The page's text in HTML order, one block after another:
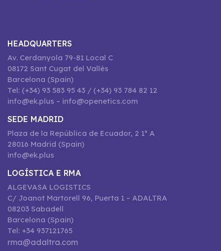
HEADQUARTERS
Av. Cerdanyola 79-81 Local C
08172 Sant Cugat del Vallès
Barcelona (Spain)
Tel: (+34) 93 583 95 43 / (+34) 93 784 82 12
info@ek.plus – info@openetics.com
SEDE MADRID
Plaza de la República de Ecuador, 2 1º A
28016 Madrid (Spain)
info@ek.plus
LOGÍSTICA E RMA
ALGEVASA LOGISTICS
C/ Joanot Martorell 96, Puerta 1 – ADALTRA
08203 Sabadell
Barcelona (Spain)
Tel: +34 937121765
rma@adaltra.com